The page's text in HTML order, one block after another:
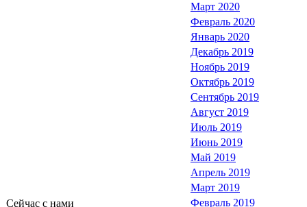
Сейчас с нами
Март 2020
Февраль 2020
Январь 2020
Декабрь 2019
Ноябрь 2019
Октябрь 2019
Сентябрь 2019
Август 2019
Июль 2019
Июнь 2019
Май 2019
Апрель 2019
Март 2019
Февраль 2019